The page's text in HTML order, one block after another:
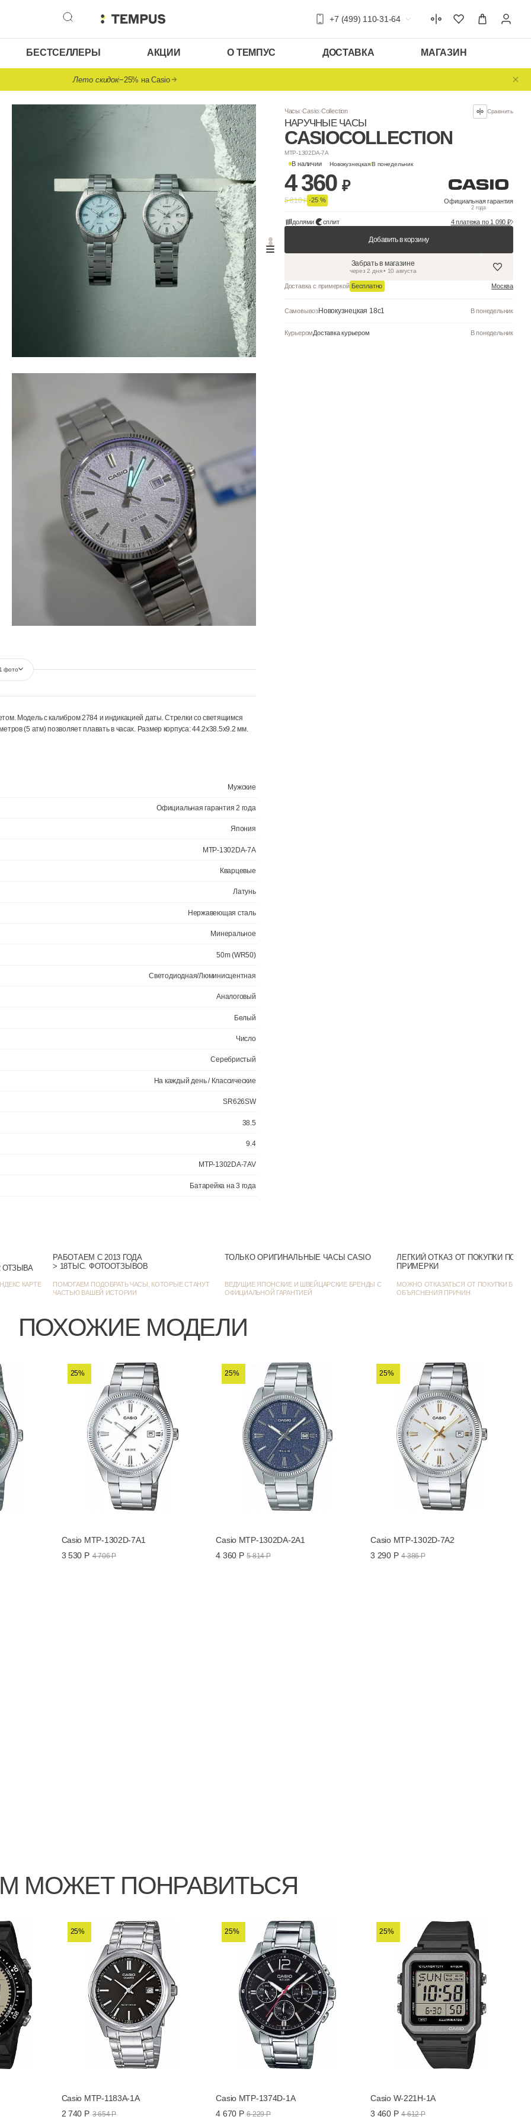
+7 (499) 110-31-64
БЕСТСЕЛЛЕРЫ АКЦИИ О ТЕМПУС ДОСТАВКА МАГАЗИН
Лето скидок−25% на Casio
Часы Casio Collection
НАРУЧНЫЕ ЧАСЫ
CASIO
₽
5 810
долями
Добавить в
Забрать в
Бесплатно
Официальная гарантия 2 года
Светодиодная/Люминисцентная
SR626SW
MTP-1302DA-7AV
Батарейка на 3 года
> 1385 ОЦЕНОК • 1272 ОТЗЫВА
КАРТЕ
РАБОТАЕМ С 2013 ГОДА
> 18ТЫС. ФОТООТЗЫВОВ
ПОМОГАЕМ ПОДОБРАТЬ ЧАСЫ, КОТОРЫЕ СТАНУТ
ЧАСТЬЮ ВАШЕЙ ИСТОРИИ
ТОЛЬКО ОРИГИНАЛЬНЫЕ ЧАСЫ CASIO
ВЕДУЩИЕ ЯПОНСКИЕ И ШВЕЙЦАРСКИЕ БРЕНДЫ С
ОФИЦИАЛЬНОЙ ГАРАНТИЕЙ
ЛЕГКИЙ ОТКАЗ ОТ ПОКУПКИ ПОСЛЕ
ПРИМЕРКИ
МОЖНО ОТКАЗАТЬСЯ ОТ ПОКУПКИ БЕЗ
ОБЪЯСНЕНИЯ ПРИЧИН
ПОХОЖИЕ МОДЕЛИ
25%
Casio MTP-1302D-7A1
3 530 Р 4 706 Р
25%
Casio MTP-1302DA-2A1
4 360 Р 5 814 Р
25%
Casio MTP-1302D-7A2
3 290 Р 4 386 Р
МОЖЕТ ПОНРАВИТЬСЯ
25%
Casio MTP-1183A-1A
2 740 Р 3 654 Р
25%
Casio MTP-1374D-1A
4 670 Р 6 229 Р
25%
Casio W-221H-1A
3 460 Р 4 612 Р